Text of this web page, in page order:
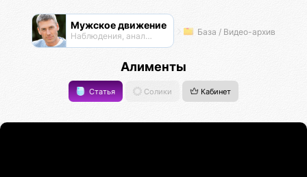
Мужское движение
Наблюдения, анализ, обсуждения База / Видео-архив
Алименты
Статья Солики Кабинет